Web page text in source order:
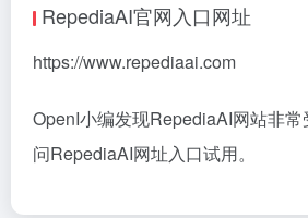
RepediaAI官网入口网址
https://www.repediaai.com
OpenI小编发现RepediaAI网站非
问RepediaAI网址入口试用。